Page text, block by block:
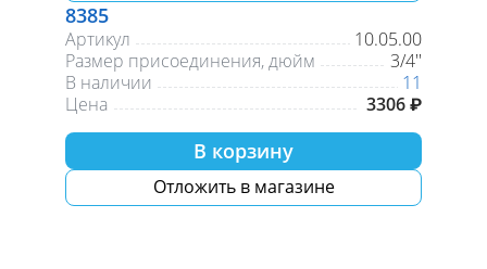
8385
Артикул
10.05.00
Размер присоединения, дюйм
3/4''
В наличии
11
Цена
3306 ₽
В корзину
Отложить в магазине